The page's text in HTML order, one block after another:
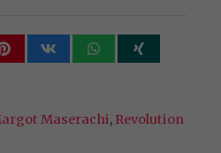
Maserachi, Revolution